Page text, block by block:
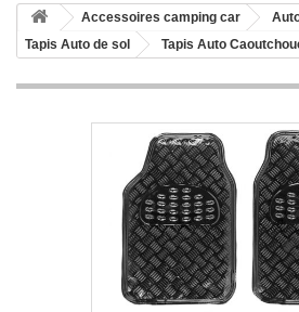
Accessoires camping car
Tapis Auto de sol
Tapis Auto